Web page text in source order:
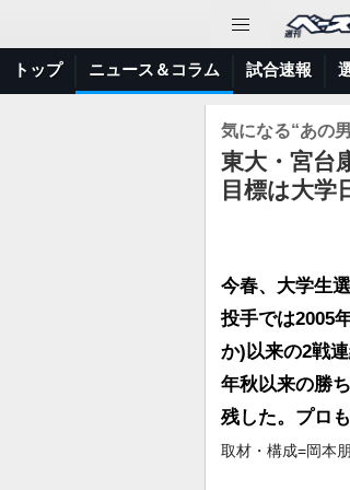
トップ ニュース＆コラム 試合速報
気になる“あの
東大・宮台
目標は大学
今春、大学生
投手では2005
か)以来の2戦
年秋以来の勝
残した。プロ
取材・構成=岡本